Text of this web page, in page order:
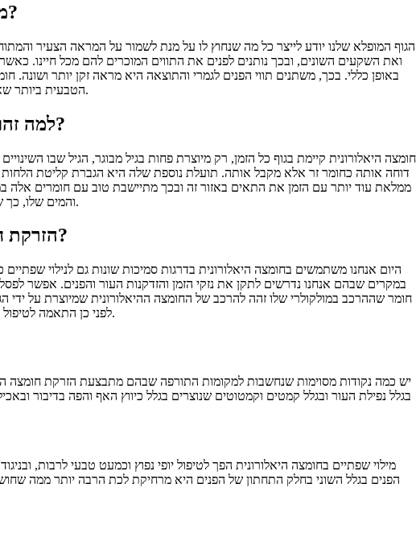
מהי חומצה היאלורונית ומהי חשיבותה?
הגוף המופלא שלנו יודע לייצר כל מה שנחוץ לו על מנת לשמור על המראה הצעיר
ואת השקעים השונים, ובכך נותנים לפנים את התווים המוכרים להם מכל חיינו.
באופן כללי. בכך, משתנים תווי הפנים לגמרי והתוצאה היא מראה זקן יותר
הטבעית ביותר שאפשר לתקן את פגעי הזמן ולהחזיר לעור את המראה הנפוח והמתוח שלו.
למה זהו חומר מצוין למילוי נפחים ולתיקוני פלסטיים?
חומצה היאלורונית קיימת בגוף כל הזמן, רק מיוצרת פחות בגיל מבוגר, הגיל שבו
דוחה אותה כחומר זר אלא מקבל אותה. תועלת נוספת שלה היא הגברת קליטת
ממלאת עוד יותר עם הזמן את התאים באזור זה ובכך מתיישבת טוב עם חומרים אלה
והמים שלו, כך שמלבד מילוי נפחים היא מעניקה לעור תוספת בריאות וחיוניות מבפנים.
הזרקת חומצה היאלורונית – האם מתאים לכל מקום?
היום אנחנו משתמשים בחומצה היאלורונית בדרגות סמיכות שונות גם לנילוי
במקרים שבהם אנחנו נדרשים לתקן את נזקי הזמן והזדקנות העור והפנים. אפשר
חומר שההרכב במולקולרי שלו זהה להרכב של החומצה ההיאלורונית שמיוצרת על ידי
לפני כן התאמה לטיפול ולחומרים ואת זה רק הרופאה המטפלת יכולה לומר לכם בפגישת ייעוץ ואבחון.
יש כמה נקודות מסוימות שנחשבות למקומות התורפה שבהם מתבצעת הזרקת חומצה
בגלל נפילת העור ובגלל קמטים וקמטוטים שנוצרים בגלל כיווץ האף והפה בדיבור
מילוי שפתיים בחומצה היאלורונית הפך לטיפול יופי נפוץ וכמעט טבעי לרבות,
הפנים בגלל השוני בחלק התחתון של הפנים היא מרחיקת לכת הרבה יותר ממה